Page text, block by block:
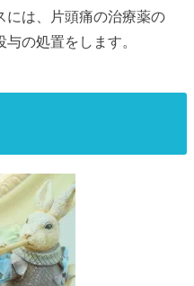
には、片頭痛の治療薬の
与の処置をします。